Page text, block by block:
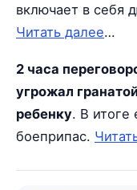
включает в себя
Читать далее…
2 часа
угрожал
ребенку. В итоге
боеприпас.